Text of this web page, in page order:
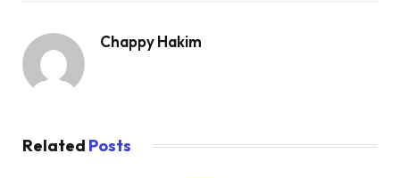
Chappy Hakim
Related Posts